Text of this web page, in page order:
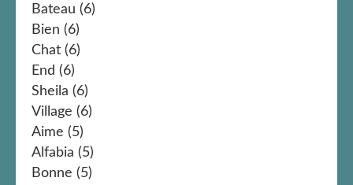
Bateau (6)
Bien (6)
Chat (6)
End (6)
Sheila (6)
Village (6)
Aime (5)
Alfabia (5)
Bonne (5)